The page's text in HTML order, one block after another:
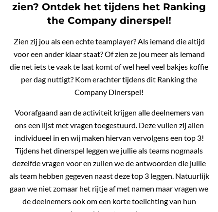
zien? Ontdek het tijdens het Ranking
the Company dinerspel!
Zien zij jou als een echte teamplayer? Als iemand die altijd
voor een ander klaar staat? Of zien ze jou meer als iemand
die net iets te vaak te laat komt of wel heel veel bakjes koffie
per dag nuttigt? Kom erachter tijdens dit Ranking the
Company Dinerspel!
Voorafgaand aan de activiteit krijgen alle deelnemers van
ons een lijst met vragen toegestuurd. Deze vullen zij allen
individueel in en wij maken hiervan vervolgens een top 3!
Tijdens het dinerspel leggen we jullie als teams nogmaals
dezelfde vragen voor en zullen we de antwoorden die jullie
als team hebben gegeven naast deze top 3 leggen. Natuurlijk
gaan we niet zomaar het rijtje af met namen maar vragen we
de deelnemers ook om een korte toelichting van hun